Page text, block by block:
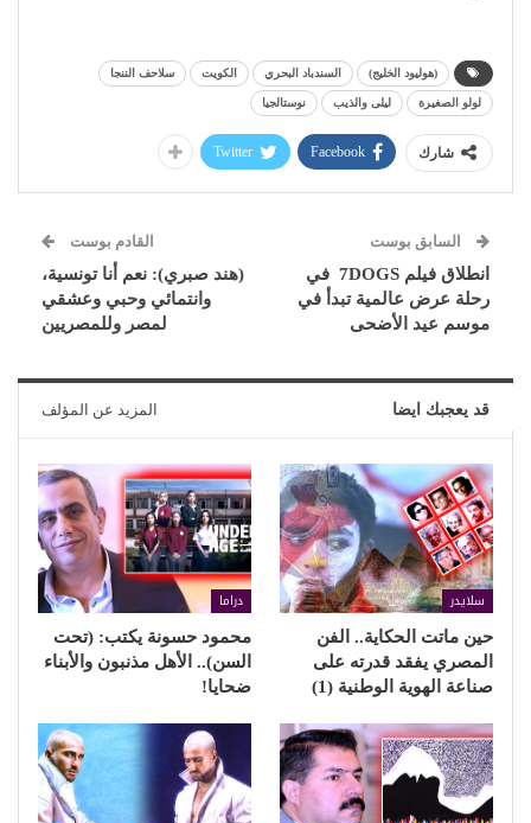
(هوليود الخليج) السندباد البحري الكويت سلاحف الننجا
لولو الصغيرة ليلى والذيب نوستالجيا
شارك Facebook
Twitter
السابق بوست
انطلاق فيلم 7DOGS في
رحلة عرض عالمية تبدأ في
موسم عيد الأضحى
القادم بوست
(هند صبري): نعم أنا تونسية،
وانتمائي وحبي وعشقي
لمصر وللمصريين
قد يعجبك ايضا المزيد عن المؤلف
سلايدر
حين ماتت الحكاية.. الفن
المصري يفقد قدرته على
صناعة الهوية الوطنية (1)
دراما
محمود حسونة يكتب: (تحت
السن).. الأهل مذنبون والأبناء
ضحايا!